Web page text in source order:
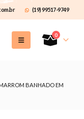
(19) 99517-9749
0
BANHADO EM